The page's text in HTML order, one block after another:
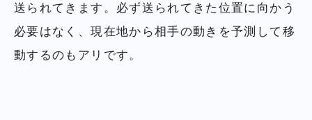
送られてきます。必ず送られてきた位置に向かう
必要はなく、現在地から相手の動きを予測して移
動するのもアリです。